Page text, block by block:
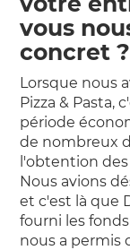
vous
concret ?
Lorsque nous
Pizza & Pasta,
période
de nombreux
l'obtention
Nous avions
et c'est là que
fourni les
nous a permis